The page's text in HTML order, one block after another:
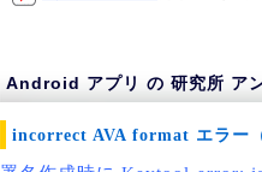
Android アプリ の 研究所 ア
incorrect AVA format エラー